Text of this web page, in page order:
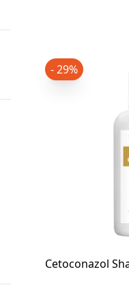
Cetoconazol
- 29%